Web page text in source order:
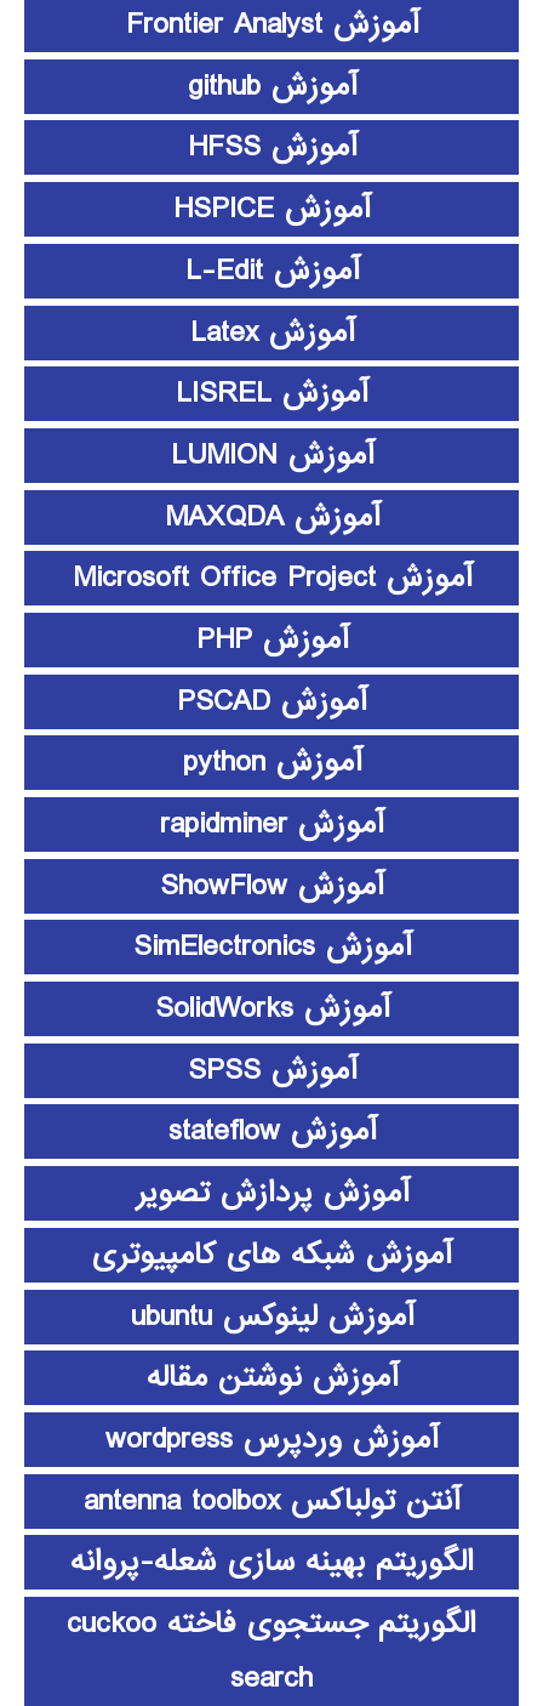
آموزش Frontier Analyst
آموزش github
آموزش HFSS
آموزش HSPICE
آموزش L-Edit
آموزش Latex
آموزش LISREL
آموزش LUMION
آموزش MAXQDA
آموزش Microsoft Office Project
آموزش PHP
آموزش PSCAD
آموزش python
آموزش rapidminer
آموزش ShowFlow
آموزش SimElectronics
آموزش SolidWorks
آموزش SPSS
آموزش stateflow
آموزش پردازش تصویر
آموزش شبکه های کامپیوتری
آموزش لینوکس ubuntu
آموزش نوشتن مقاله
آموزش وردپرس wordpress
آنتن تولباکس antenna toolbox
الگوریتم بهینه سازی شعله-پروانه
الگوریتم جستجوی فاخته cuckoo
search